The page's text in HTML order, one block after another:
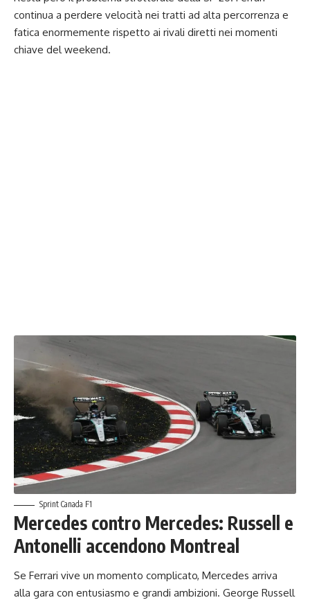
continua a perdere velocità nei tratti ad alta percorrenza e
fatica enormemente rispetto ai rivali diretti nei momenti
chiave del weekend.
Sprint Canada F1
Mercedes contro Mercedes: Russell e
Antonelli accendono Montreal
Se Ferrari vive un momento complicato, Mercedes arriva
alla gara con entusiasmo e grandi ambizioni. George Russell